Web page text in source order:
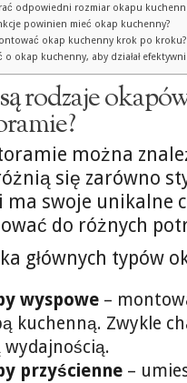
odpowiedni rozmiar okapu
powinien mieć okap kuchenny?
okap kuchenny krok po kroku?
o okap kuchenny, aby działał
rodzaje
można
się zarówno
ma swoje unikalne
do różnych
głównych typów
wyspowe –
kuchenną. Zwykle
wydajnością.
przyścienne –